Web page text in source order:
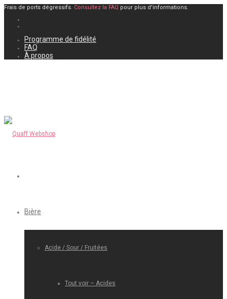
Frais de ports dégressifs. Consultez la FAQ pour plus d'informations.
Programme de fidélité
FAQ
À propos
Bière
Acide / Sour / Fruitées
Tout voir – Acides